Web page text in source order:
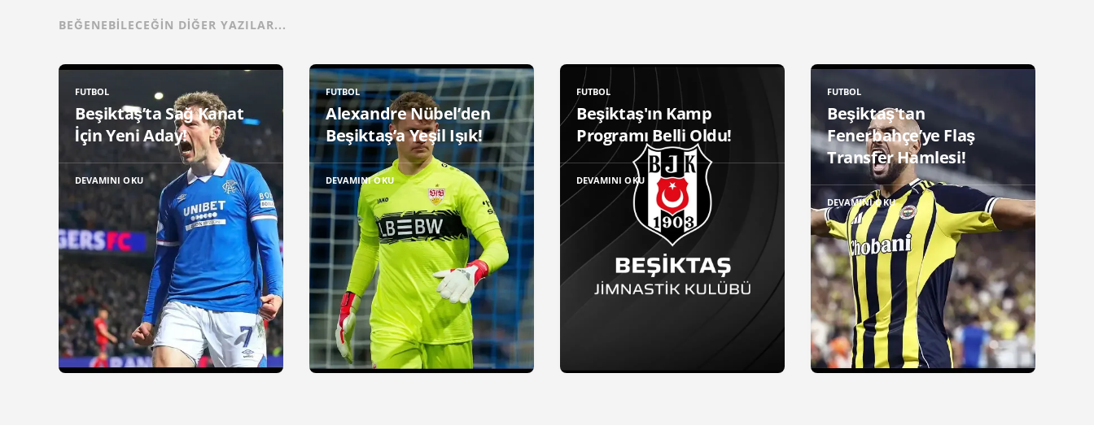
BEĞENEBILECEĞIN DIĞER YAZILAR...
FUTBOL
Beşiktaş’ta Sağ Kanat
İçin Yeni Aday!
DEVAMINI OKU
FUTBOL
Alexandre Nübel’den
Beşiktaş’a Yeşil Işık!
DEVAMINI OKU
FUTBOL
Beşiktaş'ın Kamp
Programı Belli Oldu!
DEVAMINI OKU
FUTBOL
Beşiktaş'tan
Fenerbahçe’ye Flaş
Transfer Hamlesi!
DEVAMINI OKU